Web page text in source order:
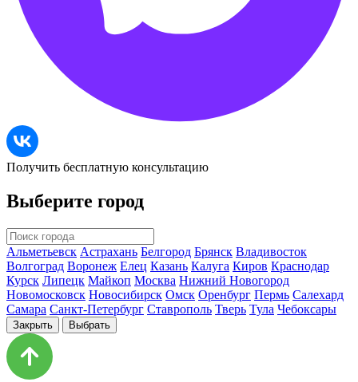
Получить бесплатную консультацию
Выберите город
Альметьевск Астрахань Белгород Брянск Владивосток
Волгоград Воронеж Елец Казань Калуга Киров Краснодар
Курск Липецк Майкоп Москва Нижний Новогород
Новомосковск Новосибирск Омск Оренбург Пермь Салехард
Самара Санкт-Петербург Ставрополь Тверь Тула Чебоксары
Закрыть Выбрать